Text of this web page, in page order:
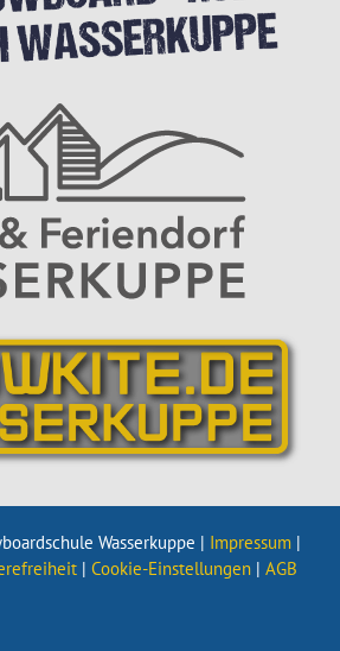
Wasserkuppe | Impressum |
| Cookie-Einstellungen| AGB